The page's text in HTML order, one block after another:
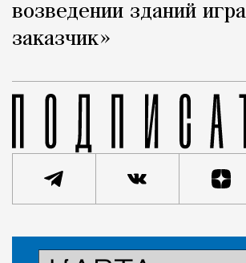
возведении зданий
заказчик»